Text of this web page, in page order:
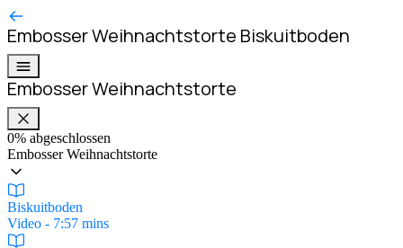
Embosser Weihnachtstorte Biskuitboden
Embosser Weihnachtstorte
0% abgeschlossen
Embosser Weihnachtstorte
Biskuitboden
Video - 7:57 mins